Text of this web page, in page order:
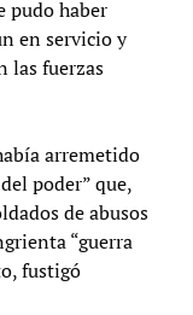
pudo haber
en servicio y
las fuerzas
arremetido
poder” que,
de abusos
“guerra
fustigó